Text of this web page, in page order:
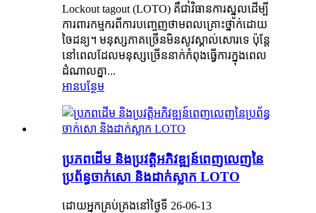
Lockout tagout (LOTO) គឺជាវិធានការស្នូលដើម្បី
ការពារកម្មករពីការបញ្ចេញថាមពលគ្រោះថ្នាក់ដោយ
ចៃដន្យ។ មនុស្សភាគច្រើនមិនសូវស្គាល់សោរទេ ប៉ុន្តែ
នៅពេលដែលមនុស្សច្រើននាក់កំពុងធ្វើការក្នុងពេល
ដំណាលគ្នា...
អានបន្ថែម
ប្រភពដើម និងប្រវត្តិអភិវឌ្ឍន៍ពេញលេញនៃ
ប្រព័ន្ធចាក់សោ និងដាក់ស្លាក LOTO
ដោយអ្នកគ្រប់គ្រងនៅថ្ងៃទី 26-06-13